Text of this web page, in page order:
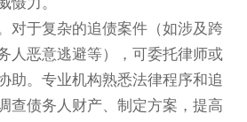
慑力。
对于复杂的追债案件（如涉及跨
人恶意逃避等），可委托律师或
助。专业机构熟悉法律程序和追
查债务人财产、制定方案，提高